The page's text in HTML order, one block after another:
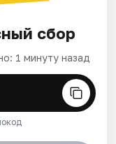
сбор
1 минуту назад